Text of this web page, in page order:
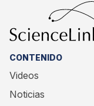
CONTENIDO
Videos
Noticias